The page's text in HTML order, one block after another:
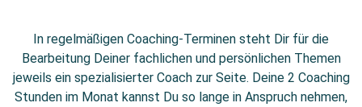
In regelmäßigen Coaching-Terminen steht Dir für die
Bearbeitung Deiner fachlichen und persönlichen Themen
jeweils ein spezialisierter Coach zur Seite. Deine 2 Coaching
Stunden im Monat kannst Du so lange in Anspruch nehmen,